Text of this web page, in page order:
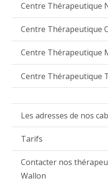
Centre Thérapeutique
Centre Thérapeutique
Centre Thérapeutique
Centre Thérapeutique
Les adresses de nos
Tarifs
Contacter nos
Wallon